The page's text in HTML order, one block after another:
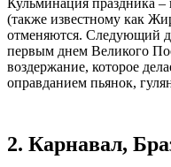
(также известному как
отменяются. Следующий
первым днем Великого
воздержание, которое
оправданием пьянок,
2. Карнавал,